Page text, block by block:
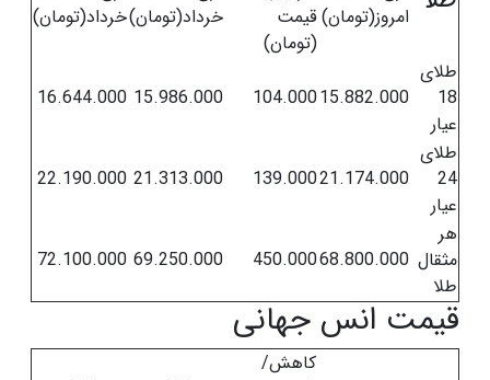
امروز(تومان)قیمت
(تومان)
خرداد(تومان)خرداد(تومان)
طلای
18
عیار
15.882.000
104.000
15.986.000
16.644.000
طلای
24
عیار
21.174.000
139.000
21.313.000
22.190.000
هر
مثقال
طلا
68.800.000
450.000
69.250.000
72.100.000
قیمت انس جهانی
کاهش/